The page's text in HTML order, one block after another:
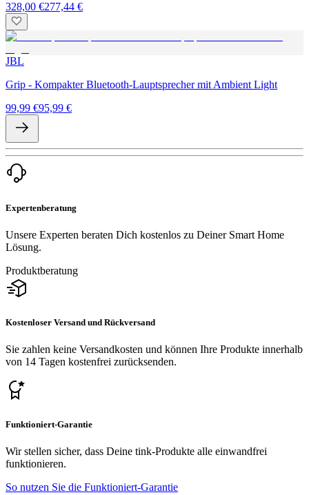
328,00 €277,44 €
JBL
Grip - Kompakter Bluetooth-Lauptsprecher mit Ambient Light
99,99 €95,99 €
Expertenberatung
Unsere Experten beraten Dich kostenlos zu Deiner Smart Home
Lösung.
Produktberatung
Kostenloser Versand und Rückversand
Sie zahlen keine Versandkosten und können Ihre Produkte innerhalb
von 14 Tagen kostenfrei zurücksenden.
Funktioniert-Garantie
Wir stellen sicher, dass Deine tink-Produkte alle einwandfrei
funktionieren.
So nutzen Sie die Funktioniert-Garantie